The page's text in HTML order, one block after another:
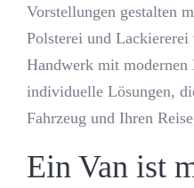
Vorstellungen gestalten
Polsterei und
Handwerk mit
individuelle Lösungen,
Fahrzeug und Ihren
Ein Van ist